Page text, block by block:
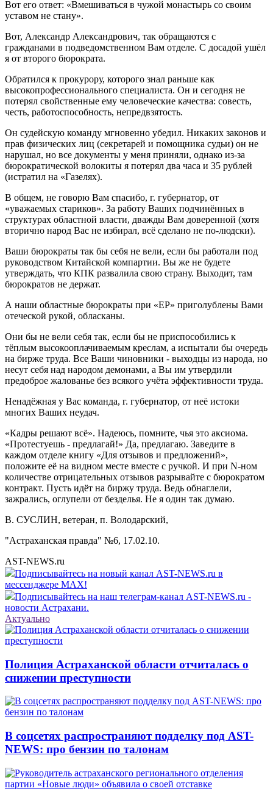
Вот его ответ: «Вмешиваться в чужой монастырь со своим
уставом не стану».
Вот, Александр Александрович, так обращаются с
гражданами в подведомственном Вам отделе. С досадой ушёл
я от второго бюрократа.
Обратился к прокурору, которого знал раньше как
высокопрофессионального специалиста. Он и сегодня не
потерял свойственные ему человеческие качества: совесть,
честь, работоспособность, непредвзятость.
Он судейскую команду мгновенно убедил. Никаких законов и
прав физических лиц (секретарей и помощника судьи) он не
нарушал, но все документы у меня приняли, однако из-за
бюрократической волокиты я потерял два часа и 35 рублей
(истратил на «Газелях).
В общем, не говорю Вам спасибо, г. губернатор, от
«уважаемых стариков». За работу Ваших подчинённых в
структурах областной власти, дважды Вам доверенной (хотя
вторично народ Вас не избирал, всё сделано не по-людски).
Ваши бюрократы так бы себя не вели, если бы работали под
руководством Китайской компартии. Вы же не будете
утверждать, что КПК развалила свою страну. Выходит, там
бюрократов не держат.
А наши областные бюрократы при «ЕР» приголублены Вами
отеческой рукой, обласканы.
Они бы не вели себя так, если бы не приспособились к
тёплым высокооплачиваемым креслам, а испытали бы очередь
на бирже труда. Все Ваши чиновники - выходцы из народа, но
несут себя над народом демонами, а Вы им утвердили
предоброе жалованье без всякого учёта эффективности труда.
Ненадёжная у Вас команда, г. губернатор, от неё истоки
многих Ваших неудач.
«Кадры решают всё». Надеюсь, помните, чья это аксиома.
«Протестуешь - предлагай!» Да, предлагаю. Заведите в
каждом отделе книгу «Для отзывов и предложений»,
положите её на видном месте вместе с ручкой. И при N-ном
количестве отрицательных отзывов разрывайте с бюрократом
контракт. Пусть идёт на биржу труда. Ведь обнаглели,
зажрались, оглупели от безделья. Не я один так думаю.
В. СУСЛИН, ветеран, п. Володарский,
"Астраханская правда" №6, 17.02.10.
AST-NEWS.ru
Подписывайтесь на новый канал AST-NEWS.ru в
мессенджере MAX!
Подписывайтесь на наш телеграм-канал AST-NEWS.ru -
новости Астрахани.
Актуально
Полиция Астраханской области отчиталась о
снижении преступности
В соцсетях распространяют подделку под AST-
NEWS: про бензин по талонам